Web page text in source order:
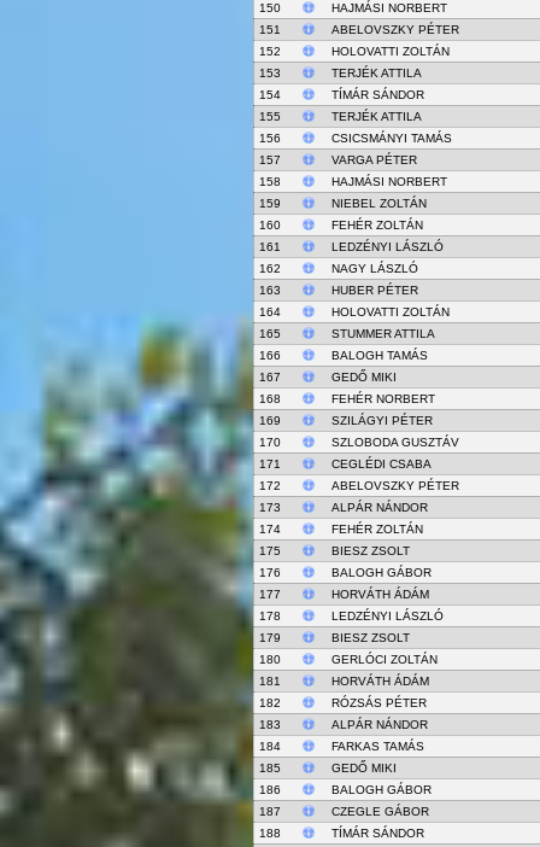
150
HAJMÁSI NORBERT
151
ABELOVSZKY PÉTER
152
HOLOVATTI ZOLTÁN
153
TERJÉK ATTILA
154
TÍMÁR SÁNDOR
155
TERJÉK ATTILA
156
CSICSMÁNYI TAMÁS
157
VARGA PÉTER
158
HAJMÁSI NORBERT
159
NIEBEL ZOLTÁN
160
FEHÉR ZOLTÁN
161
LEDZÉNYI LÁSZLÓ
162
NAGY LÁSZLÓ
163
HUBER PÉTER
164
HOLOVATTI ZOLTÁN
165
STUMMER ATTILA
166
BALOGH TAMÁS
167
GEDŐ MIKI
168
FEHÉR NORBERT
169
SZILÁGYI PÉTER
170
SZLOBODA GUSZTÁV
171
CEGLÉDI CSABA
172
ABELOVSZKY PÉTER
173
ALPÁR NÁNDOR
174
FEHÉR ZOLTÁN
175
BIESZ ZSOLT
176
BALOGH GÁBOR
177
HORVÁTH ÁDÁM
178
LEDZÉNYI LÁSZLÓ
179
BIESZ ZSOLT
180
GERLÓCI ZOLTÁN
181
HORVÁTH ÁDÁM
182
RÓZSÁS PÉTER
183
ALPÁR NÁNDOR
184
FARKAS TAMÁS
185
GEDŐ MIKI
186
BALOGH GÁBOR
187
CZEGLE GÁBOR
188
TÍMÁR SÁNDOR